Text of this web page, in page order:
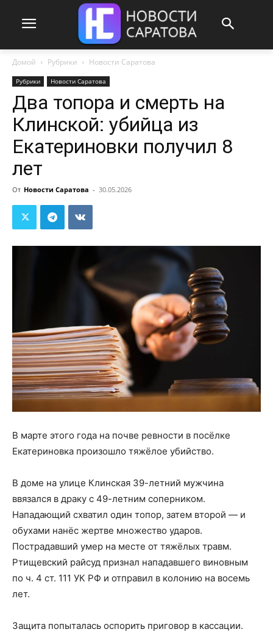
Домой Рубрики Новости Саратова
Рубрики Новости Саратова
Два топора и смерть на
Клинской: убийца из
Екатериновки получил 8
лет
От Новости Саратова - 30.05.2026
В марте этого года на почве ревности в посёлке
Екатериновка произошло тяжёлое убийство.
В доме на улице Клинская 39-летний мужчина
ввязался в драку с 49-летним соперником.
Нападающий схватил один топор, затем второй — и
обухами нанёс жертве множество ударов.
Пострадавший умер на месте от тяжёлых травм.
Ртищевский райсуд признал нападавшего виновным
по ч. 4 ст. 111 УК РФ и отправил в колонию на восемь
лет.
Защита попыталась оспорить приговор в кассации.